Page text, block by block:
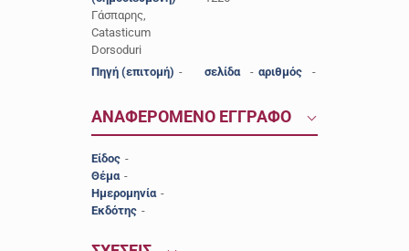
Γάσπαρης,
Catasticum
Dorsoduri
Πηγή (επιτομή) - σελίδα - αριθμός -
ΑΝΑΦΕΡΟΜΕΝΟ ΕΓΓΡΑΦΟ
Είδος -
Θέμα -
Ημερομηνία -
Εκδότης -